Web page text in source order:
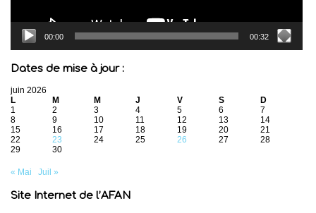
00:00 00:32
Dates de mise à jour :
juin 2026
L
M M J V S
D
1
2 3 4 5 6
7
8
9 10 11 12 13
14
15
16 17 18 19 20
21
22
23 24 25 26 27
28
29
30
« Mai Juil »
Site Internet de l’AFAN